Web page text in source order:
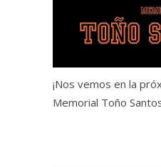
¡Nos vemos en la
Memorial Toño